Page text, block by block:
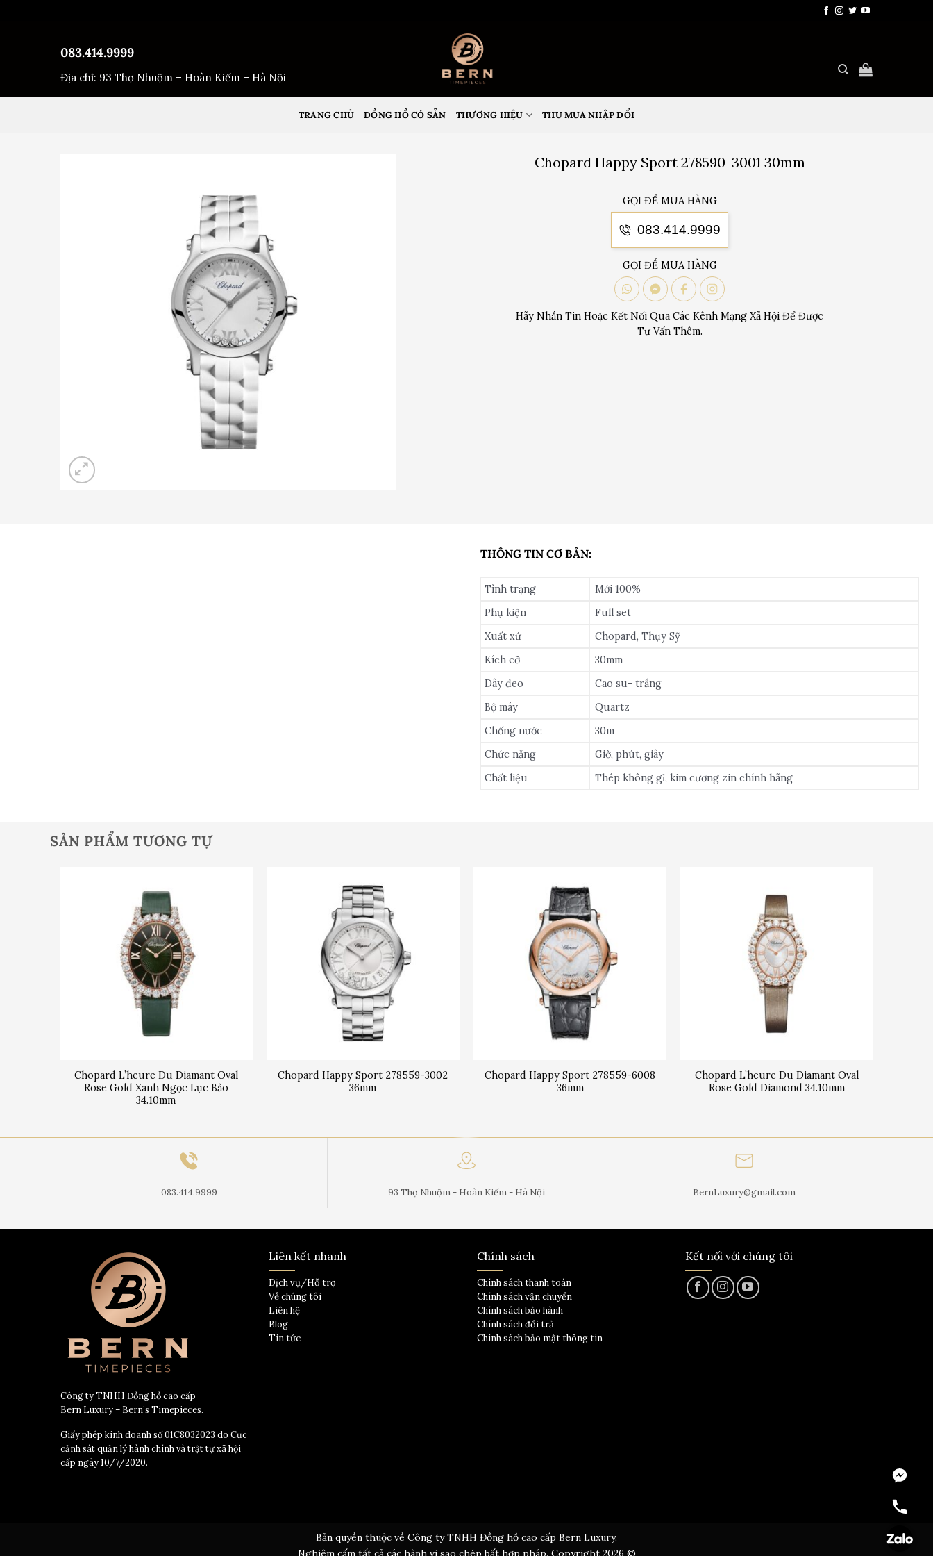
083.414.9999
Địa chỉ: 93 Thợ Nhuộm – Hoàn Kiếm – Hà Nội
TRANG CHỦ ĐỒNG HỒ CÓ SẴN THƯƠNG HIỆU THU MUA NHẬP ĐỔI
Chopard Happy Sport 278590-3001 30mm
GỌI ĐỂ MUA HÀNG
083.414.9999
GỌI ĐỂ MUA HÀNG
Hãy Nhắn Tin Hoặc Kết Nối Qua Các Kênh Mạng Xã Hội Để Được
Tư Vấn Thêm.
THÔNG TIN CƠ BẢN:
Tình trạng
Mới 100%
Phụ kiện
Full set
Xuất xứ
Chopard, Thụy Sỹ
Kích cỡ
30mm
Dây đeo
Cao su- trắng
Bộ máy
Quartz
Chống nước
30m
Chức năng
Giờ, phút, giây
Chất liệu
Thép không gỉ, kim cương zin chính hãng
SẢN PHẨM TƯƠNG TỰ
Chopard L’heure Du Diamant Oval
Rose Gold Xanh Ngọc Lục Bảo
34.10mm
Chopard Happy Sport 278559-3002
36mm
Chopard Happy Sport 278559-6008
36mm
Chopard L’heure Du Diamant Oval
Rose Gold Diamond 34.10mm
083.414.9999 93 Thợ Nhuộm - Hoàn Kiếm - Hà Nội BernLuxury@gmail.com
Công ty TNHH Đồng hồ cao cấp
Bern Luxury – Bern’s Timepieces.
Giấy phép kinh doanh số 01C8032023 do Cục
cảnh sát quản lý hành chính và trật tự xã hội
cấp ngày 10/7/2020.
Liên kết nhanh
Dịch vụ/Hỗ trợ
Về chúng tôi
Liên hệ
Blog
Tin tức
Chính sách
Chính sách thanh toán
Chính sách vận chuyển
Chính sách bảo hành
Chính sách đổi trả
Chính sách bảo mật thông tin
Kết nối với chúng tôi
Bản quyền thuộc về Công ty TNHH Đồng hồ cao cấp Bern Luxury.
Nghiêm cấm tất cả các hành vi sao chép bất hợp pháp. Copyright 2026 ©